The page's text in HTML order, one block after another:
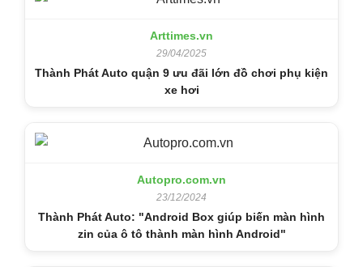
Arttimes.vn
29/04/2025
Thành Phát Auto quận 9 ưu đãi lớn đồ chơi phụ kiện
xe hơi
Autopro.com.vn
23/12/2024
Thành Phát Auto: "Android Box giúp biến màn hình
zin của ô tô thành màn hình Android"